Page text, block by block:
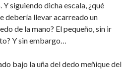
siguiendo dicha escala, ¿qué
debería llevar acarreado un
de la mano? El pequeño, sin ir
Y sin embargo…
bajo la uña del dedo meñique del